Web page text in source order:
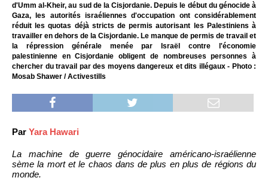
d'Umm al-Kheir, au sud de la Cisjordanie. Depuis le début du génocide à
Gaza, les autorités israéliennes d'occupation ont considérablement
réduit les quotas déjà stricts de permis autorisant les Palestiniens à
travailler en dehors de la Cisjordanie. Le manque de permis de travail et
la répression générale menée par Israël contre l'économie
palestinienne en Cisjordanie obligent de nombreuses personnes à
chercher du travail par des moyens dangereux et dits illégaux - Photo :
Mosab Shawer / Activestills
Par Yara Hawari
La machine de guerre génocidaire américano-israélienne
sème la mort et le chaos dans de plus en plus de régions du
monde.